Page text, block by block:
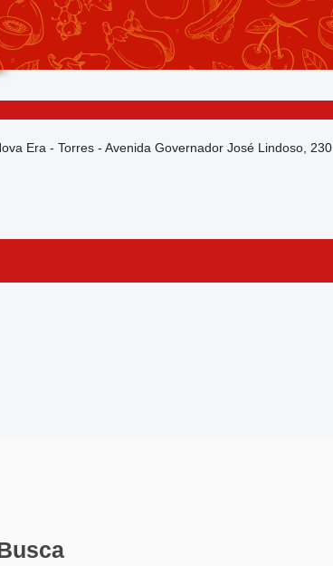
Era - Torres - Avenida Governador José Lindoso, 230